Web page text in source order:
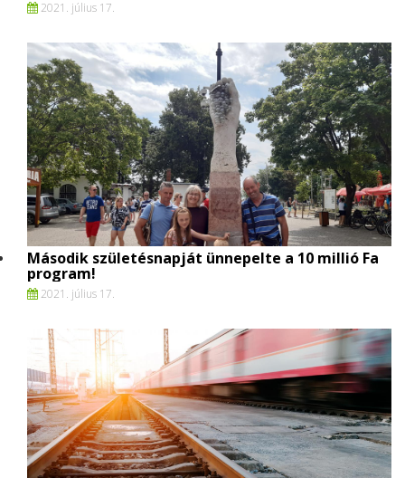
2021. július 17.
Második születésnapját ünnepelte a 10 millió Fa
program!
2021. július 17.